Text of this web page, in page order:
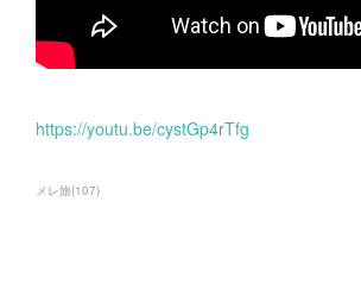
https://youtu.be/cystGp4rTfg
メレ旅(107)